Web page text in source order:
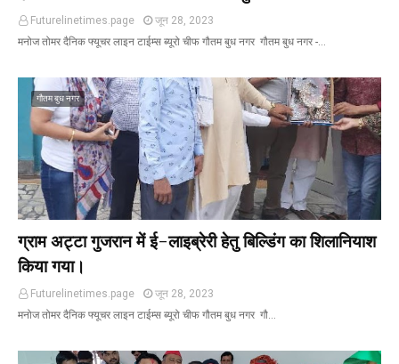
Futurelinetimes.page
जून 28, 2023
मनोज तोमर दैनिक फ्यूचर लाइन टाईम्स ब्यूरो चीफ गौतम बुध नगर गौतम बुध नगर -…
गौतम बुध नगर
ग्राम अट्टा गुजरान में ई-लाइब्रेरी हेतु बिल्डिंग का शिलानियाश
किया गया।
Futurelinetimes.page
जून 28, 2023
मनोज तोमर दैनिक फ्यूचर लाइन टाईम्स ब्यूरो चीफ गौतम बुध नगर गौ…